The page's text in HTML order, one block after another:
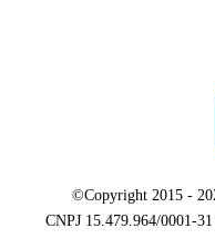
©Copyright 2015 -
CNPJ 15.479.964/0001-